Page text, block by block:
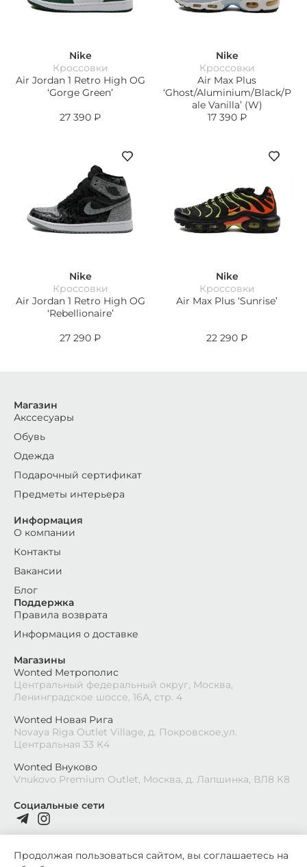
Nike
Кроссовки
Air Jordan 1 Retro High OG
‘Gorge Green’
27 390 ₽
Nike
Кроссовки
Air Max Plus
‘Ghost/Aluminium/Black/P
ale Vanilla’ (W)
17 390 ₽
Nike
Кроссовки
Air Jordan 1 Retro High OG
‘Rebellionaire’
27 290 ₽
Nike
Кроссовки
Air Max Plus ‘Sunrise’
22 290 ₽
Социальные сети
Магазины
Wonted Метрополис
Центральный федеральный округ, Москва,
Ленинградское шоссе, 16А, стр. 4
Wonted Новая Рига
Novaya Riga Outlet Village, д. Покровское,ул.
Центральная 33 К4
Wonted Внуково
Vnukovo Premium Outlet, Москва, д. Лапшинка, ВЛ8 К8
Магазин
Акссесуары
Обувь
Одежда
Подарочный сертификат
Предметы интерьера
Информация
О компании
Контакты
Вакансии
Блог
Поддержка
Правила возврата
Информация о доставке
Продолжая пользоваться сайтом, вы соглашаетесь на